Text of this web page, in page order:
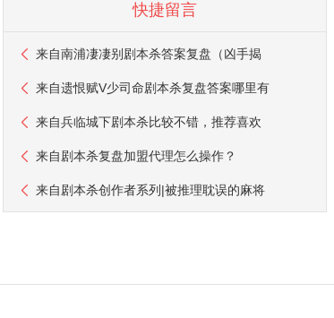
快捷留言
来自南浦凄凄别剧本杀答案复盘（凶手揭
来自遗恨赋V少司命剧本杀复盘答案哪里有
来自兵临城下剧本杀比较不错，推荐喜欢
来自剧本杀复盘加盟代理怎么操作？
来自剧本杀创作者系列|被推理耽误的麻将